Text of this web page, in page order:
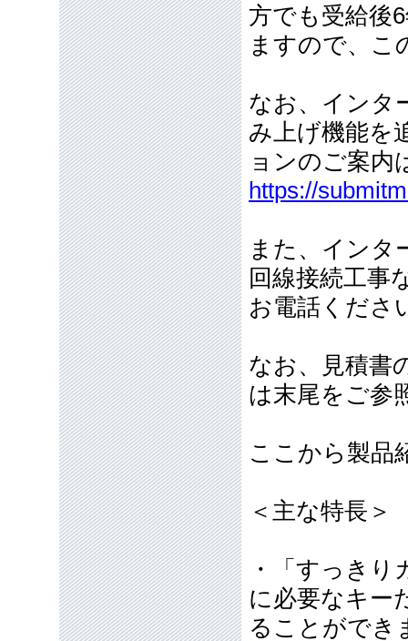
方でも受給後
ますので、こ
なお、インタ
み上げ機能を
ョンのご案内
https://
また、インタ
回線接続工事
お電話くださ
なお、見積書
は末尾をご参
ここから製品
＜主な特長＞
・「すっき
に必要なキー
ることができ